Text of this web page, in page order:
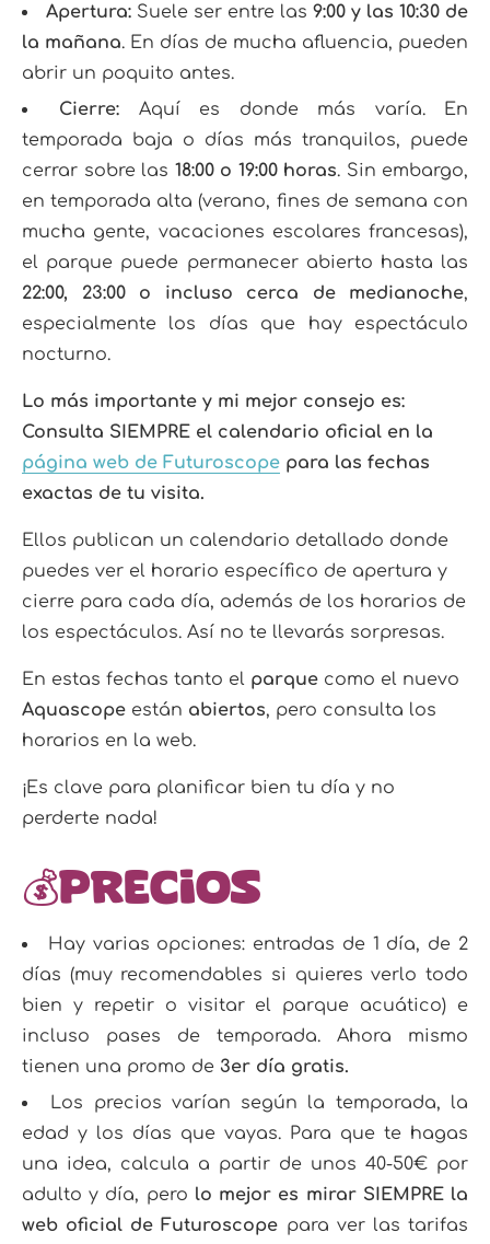
Apertura: Suele ser entre las 9:00 y las 10:30 de
la mañana. En días de mucha afluencia, pueden
abrir un poquito antes.
Cierre: Aquí es donde más varía. En
temporada baja o días más tranquilos, puede
cerrar sobre las 18:00 o 19:00 horas. Sin embargo,
en temporada alta (verano, fines de semana con
mucha gente, vacaciones escolares francesas),
el parque puede permanecer abierto hasta las
22:00, 23:00 o incluso cerca de medianoche,
especialmente los días que hay espectáculo
nocturno.
Lo más importante y mi mejor consejo es:
Consulta SIEMPRE el calendario oficial en la
página web de Futuroscope para las fechas
exactas de tu visita.
Ellos publican un calendario detallado donde
puedes ver el horario específico de apertura y
cierre para cada día, además de los horarios de
los espectáculos. Así no te llevarás sorpresas.
En estas fechas tanto el parque como el nuevo
Aquascope están abiertos, pero consulta los
horarios en la web.
¡Es clave para planificar bien tu día y no
perderte nada!
💰Precios
Hay varias opciones: entradas de 1 día, de 2
días (muy recomendables si quieres verlo todo
bien y repetir o visitar el parque acuático) e
incluso pases de temporada. Ahora mismo
tienen una promo de 3er día gratis.
Los precios varían según la temporada, la
edad y los días que vayas. Para que te hagas
una idea, calcula a partir de unos 40-50€ por
adulto y día, pero lo mejor es mirar SIEMPRE la
web oficial de Futuroscope para ver las tarifas